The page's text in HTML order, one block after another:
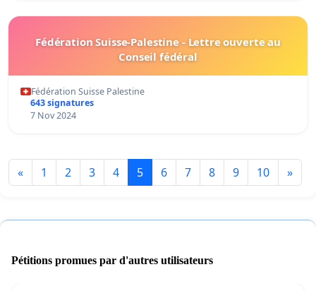
Fédération Suisse-Palestine - Lettre ouverte au
Conseil fédéral
Fédération Suisse Palestine
643 signatures
7 Nov 2024
« 1 2 3 4 5 6 7 8 9 10 »
Pétitions promues par d'autres utilisateurs